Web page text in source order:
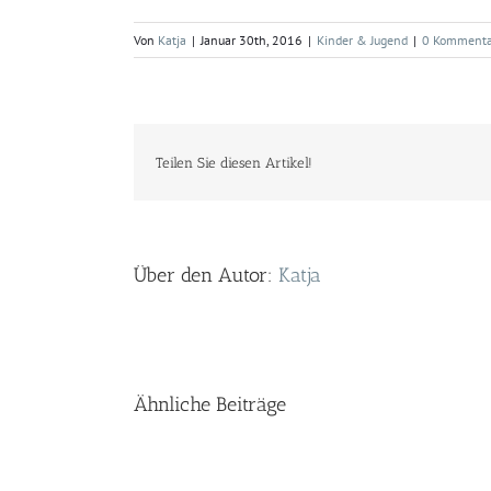
Von Katja | Januar 30th, 2016 | Kinder & Jugend | 0
Teilen Sie diesen Artikel!
Über den Autor: Katja
Ähnliche Beiträge